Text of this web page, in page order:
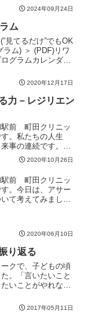
たのは、かれこれ？
世の中に認知され
2024年09月24日
ム
見てるだけ”でもOK
ラム) ＞ (PDF)リワ
グラムカレンダー
認が必要です（詳し
によりプログラ...
2020年12月17日
力－レジリエン
駅前 町田クリニッ
。私たちの人生
事の連続です。休
された方は、今のこ
かったこと、かも
こういった経験を
なげて...
2020年10月26日
駅前 町田クリニッ
。今日は、アサー
て考えてみまし
なかなか...2020年06月10日
り返る
クで、子どもの頃
。「言いたいこと
いことがやれな
すいので、メンタ
自分らしくいられ
2017年05月11日